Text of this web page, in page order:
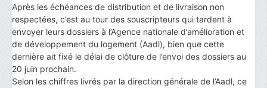
Après les échéances de distribution et de livraison non
respectées, c’est au tour des souscripteurs qui tardent à
envoyer leurs dossiers à l’Agence nationale d’amélioration et
de développement du logement (Aadl), bien que cette
dernière ait fixé le délai de clôture de l’envoi des dossiers au
20 juin prochain.
Selon les chiffres livrés par la direction générale de l’Aadl, ce